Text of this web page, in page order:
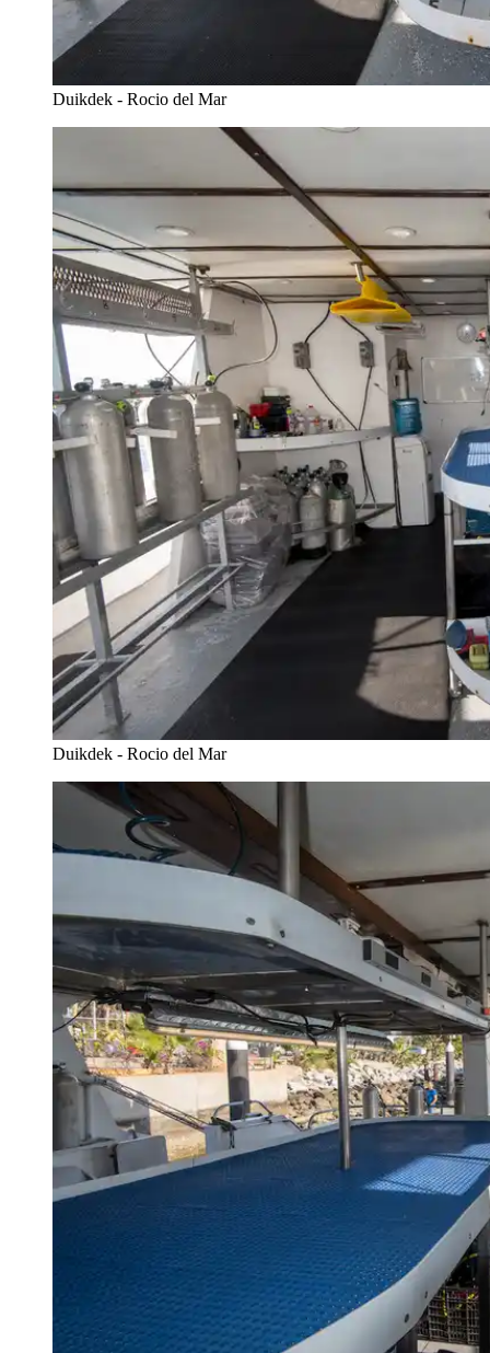
Duikdek - Rocio del Mar
Duikdek - Rocio del Mar